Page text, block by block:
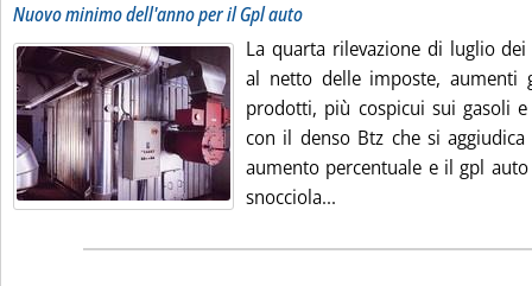
Nuovo minimo dell'anno per il Gpl auto
La quarta rilevazione di luglio dei
al netto delle imposte, aumenti
prodotti, più cospicui sui gasoli
con il denso Btz che si
aumento percentuale e il gpl
snocciola...